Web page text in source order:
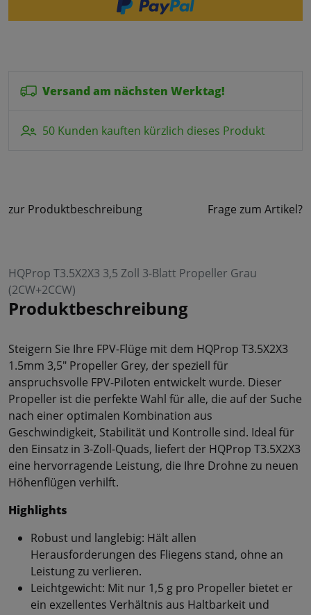
Versand am nächsten Werktag!
50 Kunden kauften kürzlich dieses Produkt
zur Produktbeschreibung Frage zum Artikel?
HQProp T3.5X2X3 3,5 Zoll 3-Blatt Propeller Grau
(2CW+2CCW)
Produktbeschreibung
Steigern Sie Ihre FPV-Flüge mit dem HQProp T3.5X2X3
1.5mm 3,5" Propeller Grey, der speziell für
anspruchsvolle FPV-Piloten entwickelt wurde. Dieser
Propeller ist die perfekte Wahl für alle, die auf der Suche
nach einer optimalen Kombination aus
Geschwindigkeit, Stabilität und Kontrolle sind. Ideal für
den Einsatz in 3-Zoll-Quads, liefert der HQProp T3.5X2X3
eine hervorragende Leistung, die Ihre Drohne zu neuen
Höhenflügen verhilft.
Highlights
Robust und langlebig: Hält allen
Herausforderungen des Fliegens stand, ohne an
Leistung zu verlieren.
Leichtgewicht: Mit nur 1,5 g pro Propeller bietet er
ein exzellentes Verhältnis aus Haltbarkeit und